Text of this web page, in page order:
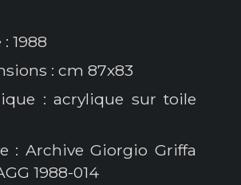
1988
: cm 87x83
: acrylique sur toile
: Archive Giorgio Griffa
1988-014